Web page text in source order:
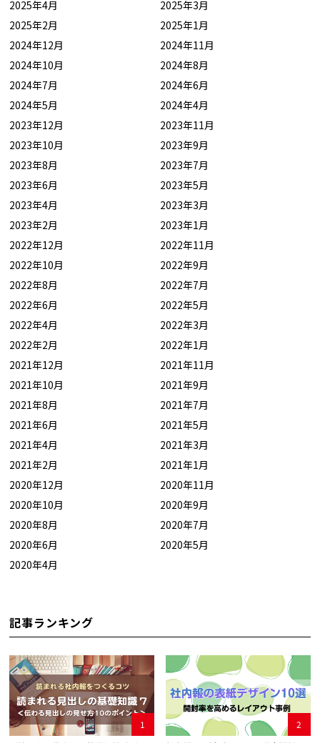
2025年4月
2025年3月
2025年2月
2025年1月
2024年12月
2024年11月
2024年10月
2024年8月
2024年7月
2024年6月
2024年5月
2024年4月
2023年12月
2023年11月
2023年10月
2023年9月
2023年8月
2023年7月
2023年6月
2023年5月
2023年4月
2023年3月
2023年2月
2023年1月
2022年12月
2022年11月
2022年10月
2022年9月
2022年8月
2022年7月
2022年6月
2022年5月
2022年4月
2022年3月
2022年2月
2022年1月
2021年12月
2021年11月
2021年10月
2021年9月
2021年8月
2021年7月
2021年6月
2021年5月
2021年4月
2021年3月
2021年2月
2021年1月
2020年12月
2020年11月
2020年10月
2020年9月
2020年8月
2020年7月
2020年6月
2020年5月
2020年4月
記事ランキング
1
2